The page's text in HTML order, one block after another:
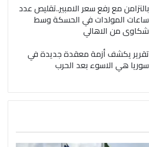
بالتزامن مع رفع سعر الامبير..تقليص عدد
ساعات المولدات في الحسكة وسط
شكاوى من الاهالي
تقرير يكشف أزمة معقدة جديدة في
سوريا هي الاسوء بعد الحرب